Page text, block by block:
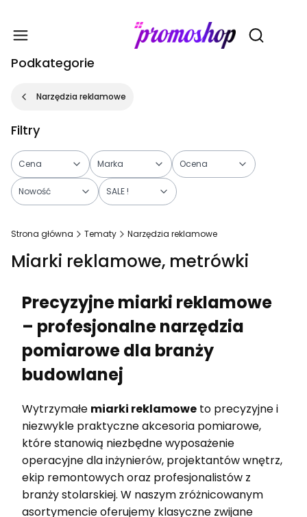
Otwórz
Podkategorie
Narzędzia reklamowe
Filtry
Cena Marka Ocena
Nowość SALE !
Strona główna Tematy Narzędzia reklamowe
Miarki reklamowe, metrówki
Precyzyjne miarki reklamowe
– profesjonalne narzędzia
pomiarowe dla branży
budowlanej
Wytrzymałe miarki reklamowe to precyzyjne i
niezwykle praktyczne akcesoria pomiarowe,
które stanowią niezbędne wyposażenie
operacyjne dla inżynierów, projektantów wnętrz,
ekip remontowych oraz profesjonalistów z
branży stolarskiej. W naszym zróżnicowanym
asortymencie oferujemy klasyczne zwijane